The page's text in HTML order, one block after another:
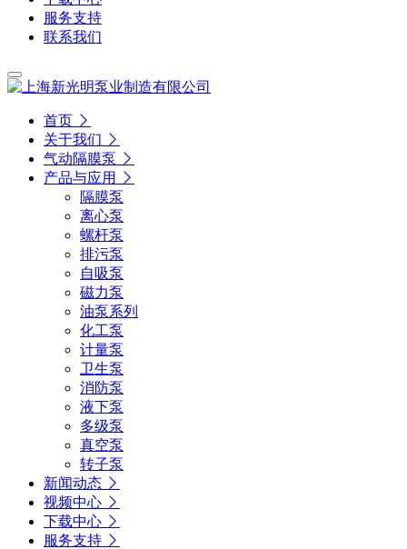
服务支持
联系我们
首页
关于我们
气动隔膜泵
产品与应用
隔膜泵
离心泵
螺杆泵
排污泵
自吸泵
磁力泵
油泵系列
化工泵
计量泵
卫生泵
消防泵
液下泵
多级泵
真空泵
转子泵
新闻动态
视频中心
下载中心
服务支持